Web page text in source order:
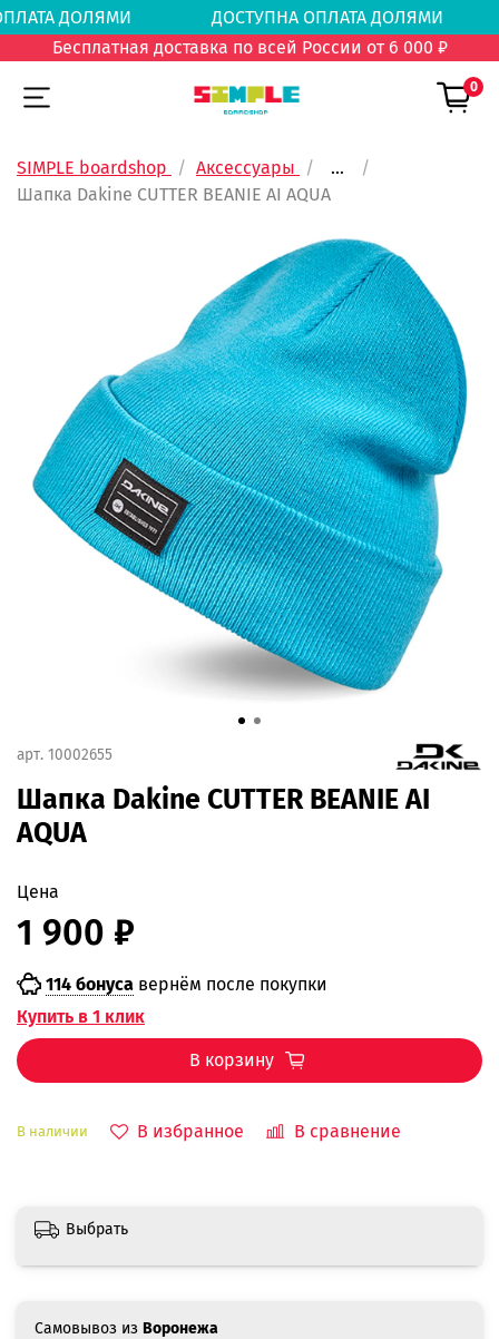
ОПЛАТА ДОЛЯМИ
ДОСТУПНА ОПЛАТА
Бесплатная доставка по всей России от 6 000 ₽
0
SIMPLE boardshop Аксессуары
...
Шапка Dakine CUTTER BEANIE AI AQUA
арт. 10002655
Шапка Dakine CUTTER BEANIE AI
AQUA
В наличии В избранное В сравнение
Цена
1 900 ₽
114 бонуса вернём после покупки
Купить в 1 клик
В корзину
Самовывоз из Воронежа
Выбрать